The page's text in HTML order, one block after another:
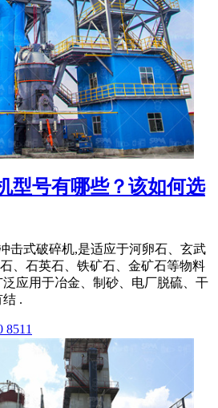
型号有哪些？该如何选
击式破碎机,是适应于河卵石、玄武
、石英石、铁矿石、金矿石等物料
应用于冶金、制砂、电厂脱硫、干
.
8511